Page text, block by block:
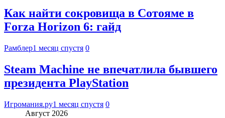
Как найти сокровища в Сотояме в
Forza Horizon 6: гайд
Рамблер1 месяц спустя 0
Steam Machine не впечатлила бывшего
президента PlayStation
Игромания.ру1 месяц спустя 0
Август 2026